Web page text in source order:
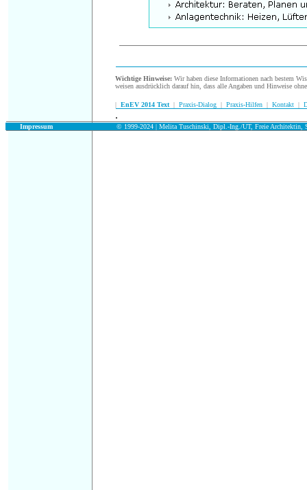
Wichtige Hinweise: Wir haben diese Informationen nach bestem
weisen ausdrücklich darauf hin, dass alle Angaben und Hinweise
| EnEV 2014 Text | Praxis-Dialog | Praxis-Hilfen | Kontakt |
.
Impressum © 1999-2024 | Melita Tuschinski, Dipl.-Ing./UT, Freie Architektin,